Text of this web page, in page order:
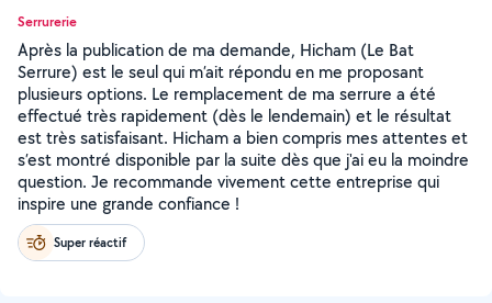
Serrurerie
Après la publication de ma demande, Hicham (Le Bat
Serrure) est le seul qui m’ait répondu en me proposant
plusieurs options. Le remplacement de ma serrure a été
effectué très rapidement (dès le lendemain) et le résultat
est très satisfaisant. Hicham a bien compris mes attentes et
s’est montré disponible par la suite dès que j'ai eu la moindre
question. Je recommande vivement cette entreprise qui
inspire une grande confiance !
Super réactif